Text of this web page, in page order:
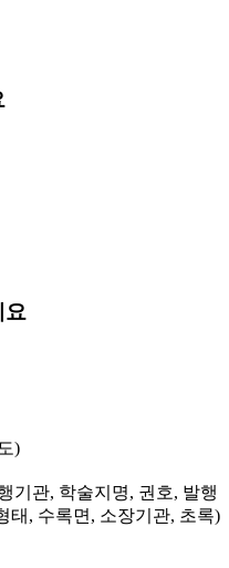
요
)
기관, 학술지명, 권호, 발행
태, 수록면, 소장기관, 초록)